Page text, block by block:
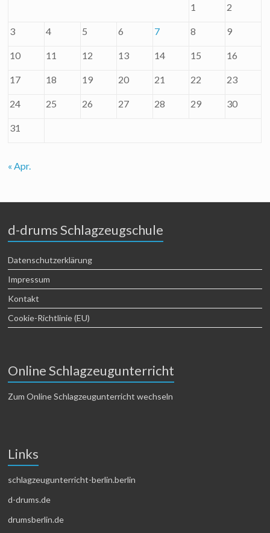
1 2
3 4 5 6 7 8 9
10 11 12 13 14 15 16
17 18 19 20 21 22 23
24 25 26 27 28 29 30
31
« Apr.
d-drums Schlagzeugschule
Datenschutzerklärung
Impressum
Kontakt
Cookie-Richtlinie (EU)
Online Schlagzeugunterricht
Zum Online Schlagzeugunterricht wechseln
Links
schlagzeugunterricht-berlin.berlin
d-drums.de
drumsberlin.de